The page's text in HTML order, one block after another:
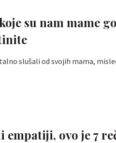
su nam mame
slušali od svojih mama,
empatiji, ovo je 7